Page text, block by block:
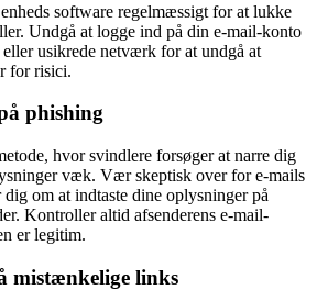
software regelmæssigt for at lukke
Undgå at logge ind på din e-mail-konto
usikrede netværk for at undgå at
for risici.
phishing
hvor svindlere forsøger at narre dig
væk. Vær skeptisk over for e-mails
dig om at indtaste dine oplysninger på
Kontroller altid afsenderens e-mail-
er legitim.
mistænkelige links